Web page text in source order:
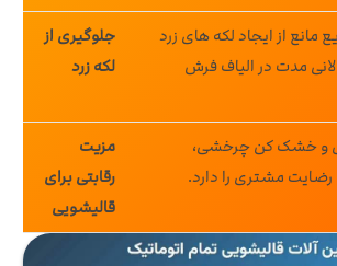
مانع از ایجاد لکه‌ های زرد
مدت در الیاف فرش
جلوگیری از
لکه زرد
و خشک‌ کن چرخشی،
مشتری را دارد.
مزیت
رقابتی برای
قالیشویی